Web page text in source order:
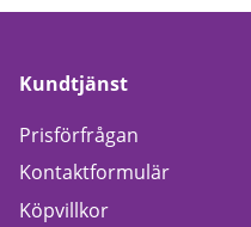
Kundtjänst
Prisförfrågan
Kontaktformulär
Köpvillkor